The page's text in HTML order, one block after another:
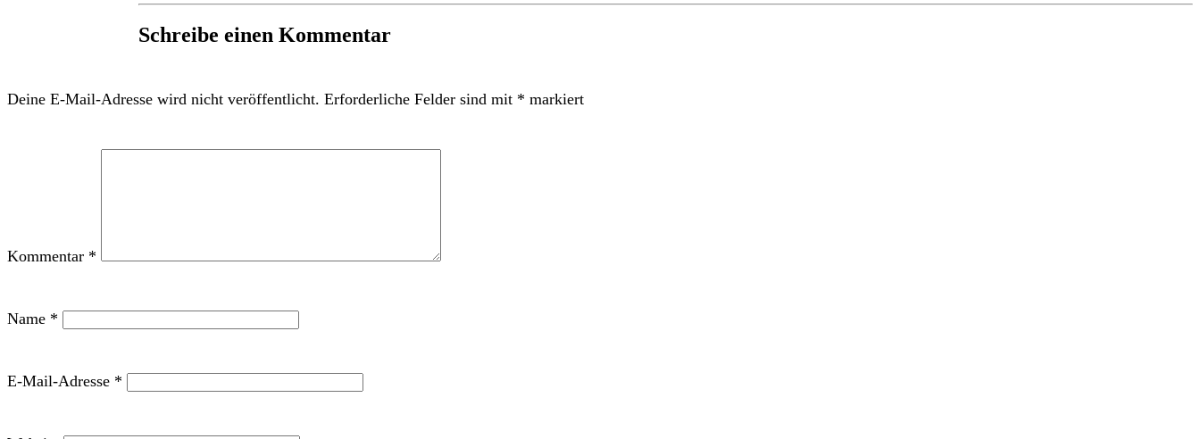
Schreibe einen Kommentar
Deine E-Mail-Adresse wird nicht veröffentlicht. Erforderliche Felder sind mit * markiert
Kommentar *
Name *
E-Mail-Adresse *